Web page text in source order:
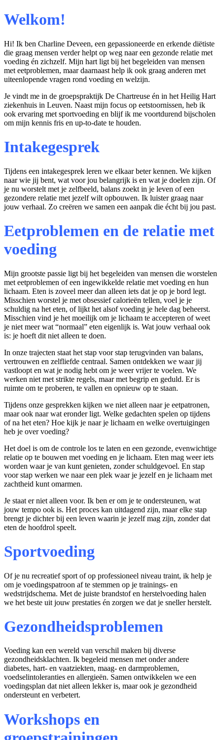
Welkom!
Hi! Ik ben Charline Deveen, een gepassioneerde en erkende diëtiste
die graag mensen verder helpt op weg naar een gezonde relatie met
voeding én zichzelf. Mijn hart ligt bij het begeleiden van mensen
met eetproblemen, maar daarnaast help ik ook graag anderen met
uiteenlopende vragen rond voeding en welzijn.
Je vindt me in de groepspraktijk De Chartreuse én in het Heilig Hart
ziekenhuis in Leuven. Naast mijn focus op eetstoornissen, heb ik
ook ervaring met sportvoeding en blijf ik me voortdurend bijscholen
om mijn kennis fris en up-to-date te houden.
Intakegesprek
Tijdens een intakegesprek leren we elkaar beter kennen. We kijken
naar wie jij bent, wat voor jou belangrijk is en wat je doelen zijn. Of
je nu worstelt met je zelfbeeld, balans zoekt in je leven of een
gezondere relatie met jezelf wilt opbouwen. Ik luister graag naar
jouw verhaal. Zo creëren we samen een aanpak die écht bij jou past.
Eetproblemen en de relatie met
voeding
Mijn grootste passie ligt bij het begeleiden van mensen die worstelen
met eetproblemen of een ingewikkelde relatie met voeding en hun
lichaam. Eten is zoveel meer dan alleen iets dat je op je bord legt.
Misschien worstel je met obsessief calorieën tellen, voel je je
schuldig na het eten, of lijkt het alsof voeding je hele dag beheerst.
Misschien vind je het moeilijk om je lichaam te accepteren of weet
je niet meer wat “normaal” eten eigenlijk is. Wat jouw verhaal ook
is: je hoeft dit niet alleen te doen.
In onze trajecten staat het stap voor stap terugvinden van balans,
vertrouwen en zelfliefde centraal. Samen ontdekken we waar jij
vastloopt en wat je nodig hebt om je weer vrijer te voelen. We
werken niet met strikte regels, maar met begrip en geduld. Er is
ruimte om te proberen, te vallen en opnieuw op te staan.
Tijdens onze gesprekken kijken we niet alleen naar je eetpatronen,
maar ook naar wat eronder ligt. Welke gedachten spelen op tijdens
of na het eten? Hoe kijk je naar je lichaam en welke overtuigingen
heb je over voeding?
Het doel is om de controle los te laten en een gezonde, evenwichtige
relatie op te bouwen met voeding en je lichaam. Eten mag weer iets
worden waar je van kunt genieten, zonder schuldgevoel. En stap
voor stap werken we naar een plek waar je jezelf en je lichaam met
zachtheid kunt omarmen.
Je staat er niet alleen voor. Ik ben er om je te ondersteunen, wat
jouw tempo ook is. Het proces kan uitdagend zijn, maar elke stap
brengt je dichter bij een leven waarin je jezelf mag zijn, zonder dat
eten de hoofdrol speelt.
Sportvoeding
Of je nu recreatief sport of op professioneel niveau traint, ik help je
om je voedingspatroon af te stemmen op je trainings- en
wedstrijdschema. Met de juiste brandstof en herstelvoeding halen
we het beste uit jouw prestaties én zorgen we dat je sneller herstelt.
Gezondheidsproblemen
Voeding kan een wereld van verschil maken bij diverse
gezondheidsklachten. Ik begeleid mensen met onder andere
diabetes, hart- en vaatziekten, maag- en darmproblemen,
voedselintoleranties en allergieën. Samen ontwikkelen we een
voedingsplan dat niet alleen lekker is, maar ook je gezondheid
ondersteunt en verbetert.
Workshops en